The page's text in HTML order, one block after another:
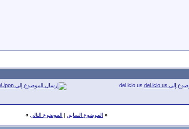
del.icio.us
« الموضوع السابق | الموضوع التالي »